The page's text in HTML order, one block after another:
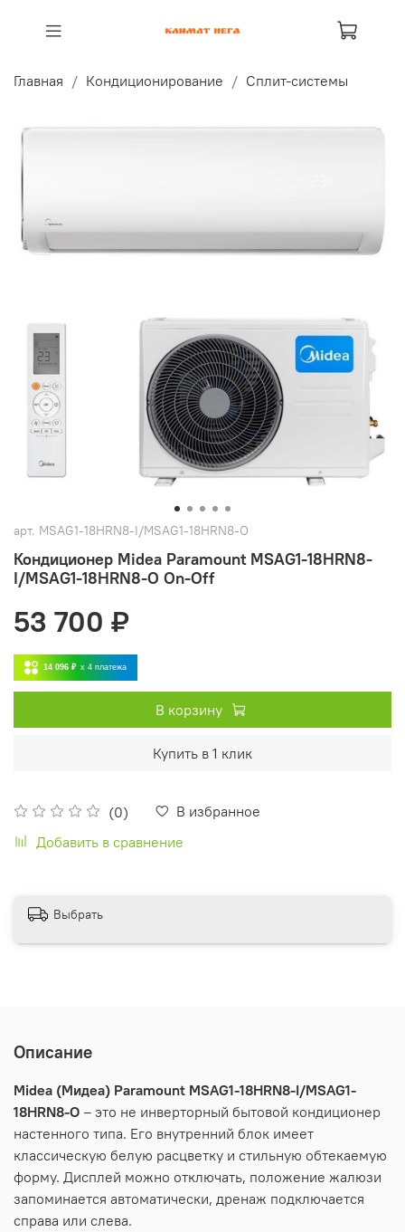
Главная Кондиционирование Сплит-системы
арт. MSAG1-18HRN8-I/MSAG1-18HRN8-O
Кондиционер Midea Paramount MSAG1-18HRN8-
I/MSAG1-18HRN8-O On-Off
(0)
В избранное
Добавить в сравнение
53 700 ₽
14 096 ₽ x 4 платежа
В корзину
Купить в 1 клик
Выбрать
Описание
Midea (Мидеа) Paramount MSAG1-18HRN8-I/MSAG1-
18HRN8-O – это не инверторный бытовой кондиционер
настенного типа. Его внутренний блок имеет
классическую белую расцветку и стильную обтекаемую
форму. Дисплей можно отключать, положение жалюзи
запоминается автоматически, дренаж подключается
справа или слева.